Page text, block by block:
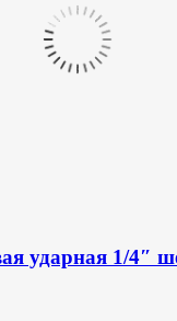
ударная 1/4″